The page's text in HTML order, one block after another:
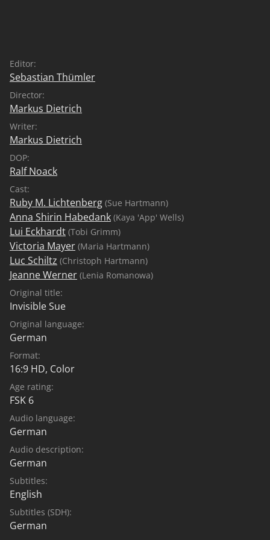
Editor:
Sebastian Thümler
Director:
Markus Dietrich
Writer:
Markus Dietrich
DOP:
Ralf Noack
Cast:
Ruby M. Lichtenberg (Sue Hartmann)
Anna Shirin Habedank (Kaya 'App' Wells)
Lui Eckhardt (Tobi Grimm)
Victoria Mayer (Maria Hartmann)
Luc Schiltz (Christoph Hartmann)
Jeanne Werner (Lenia Romanowa)
Original title:
Invisible Sue
Original language:
German
Format:
16:9 HD, Color
Age rating:
FSK 6
Audio language:
German
Audio description:
German
Subtitles:
English
Subtitles (SDH):
German